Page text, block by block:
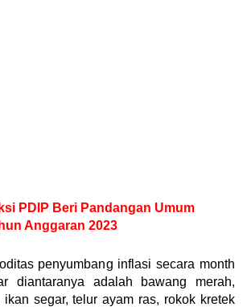
PDIP Beri Pandangan Umum
Anggaran 2023
penyumbang inflasi secara month
diantaranya adalah bawang merah,
segar, telur ayam ras, rokok kretek